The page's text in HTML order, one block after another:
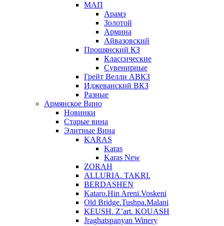
МАП
Арамэ
Золотой
Армина
Айвазовский
Прошянский КЗ
Классические
Сувенирные
Грейт Велли АВКЗ
Иджеванский ВКЗ
Разные
Армянское Вино
Новинки
Старые вина
Элитные Вина
KARAS
Karas
Karas New
ZORAH
ALLURIA. TAKRI.
BERDASHEN
Kataro.Hin Areni.Voskeni
Old Bridge.Tushpa.Malani
KEUSH. Z’art. KOUASH
Jraghatspanyan Winery